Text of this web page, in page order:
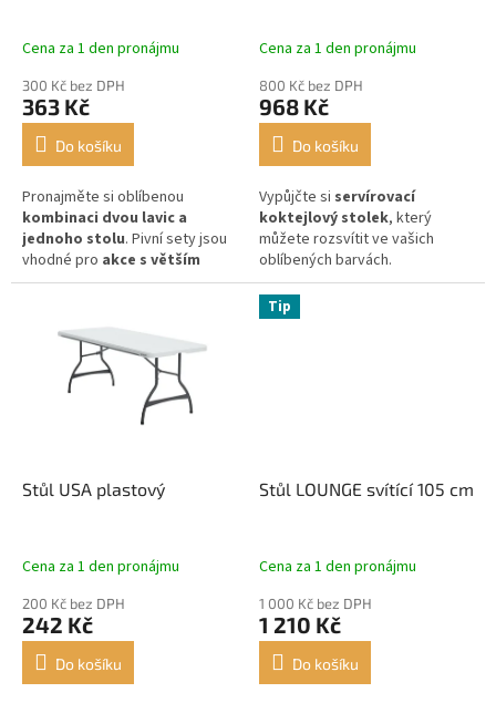
Cena za 1 den pronájmu
300 Kč bez DPH
363 Kč
Do košíku
Pronajměte si oblíbenou
kombinaci dvou lavic a
jednoho stolu. Pivní sety jsou
vhodné pro akce s větším
počtem návštěvníků.
Cena za 1 den pronájmu
800 Kč bez DPH
968 Kč
Do košíku
Vypůjčte si servírovací
koktejlový stolek, který
můžete rozsvítit ve vašich
oblíbených barvách.
Stůl USA plastový
Cena za 1 den pronájmu
200 Kč bez DPH
242 Kč
Do košíku
Tip
Stůl LOUNGE svítící 105 cm
Cena za 1 den pronájmu
1 000 Kč bez DPH
1 210 Kč
Do košíku